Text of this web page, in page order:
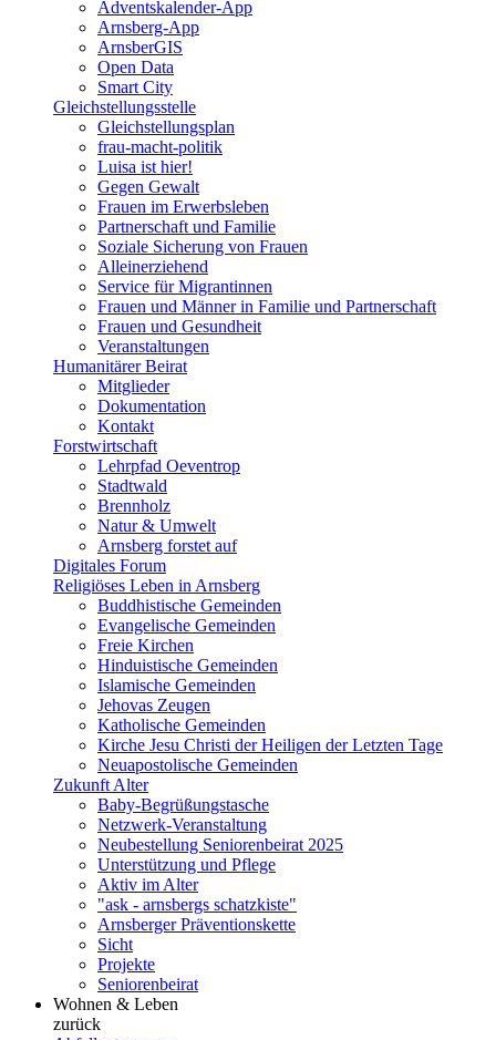
Adventskalender-App
Arnsberg-App
ArnsberGIS
Open Data
Smart City
Gleichstellungsstelle
Gleichstellungsplan
frau-macht-politik
Luisa ist hier!
Gegen Gewalt
Frauen im Erwerbsleben
Partnerschaft und Familie
Soziale Sicherung von Frauen
Alleinerziehend
Service für Migrantinnen
Frauen und Männer in Familie und Partnerschaft
Frauen und Gesundheit
Veranstaltungen
Humanitärer Beirat
Mitglieder
Dokumentation
Kontakt
Forstwirtschaft
Lehrpfad Oeventrop
Stadtwald
Brennholz
Natur & Umwelt
Arnsberg forstet auf
Digitales Forum
Religiöses Leben in Arnsberg
Buddhistische Gemeinden
Evangelische Gemeinden
Freie Kirchen
Hinduistische Gemeinden
Islamische Gemeinden
Jehovas Zeugen
Katholische Gemeinden
Kirche Jesu Christi der Heiligen der Letzten Tage
Neuapostolische Gemeinden
Zukunft Alter
Baby-Begrüßungstasche
Netzwerk-Veranstaltung
Neubestellung Seniorenbeirat 2025
Unterstützung und Pflege
Aktiv im Alter
"ask - arnsbergs schatzkiste"
Arnsberger Präventionskette
Sicht
Projekte
Seniorenbeirat
Wohnen & Leben
zurück